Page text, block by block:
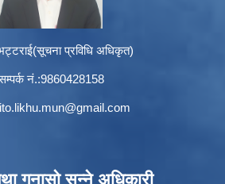
प्रविधि अधिकृत)
नं.:9860428158
ito.likhu.mun@gmail.com
गुनासो सुन्ने अधिकारी